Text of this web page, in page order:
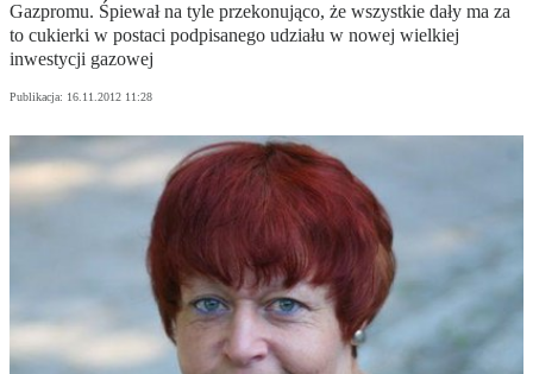
Gazpromu. Śpiewał na tyle przekonująco, że wszystkie dały ma za
to cukierki w postaci podpisanego udziału w nowej wielkiej
inwestycji gazowej
Publikacja: 16.11.2012 11:28